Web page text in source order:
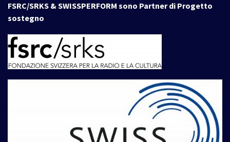
FSRC/SRKS & SWISSPERFORM sono Partner di Progetto
sostegno